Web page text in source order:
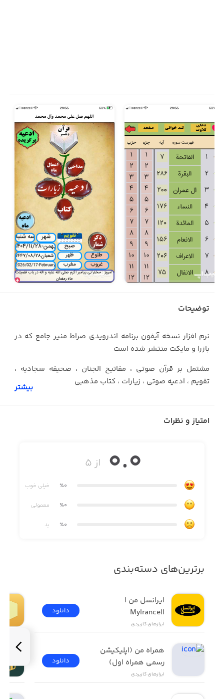
توضیحات
نرم افزار نسخه آیفون برنامه اندرویدی صراط منیر جامع که در
بازرا و مایکت منتشر شده است
مشتمل بر قرآن صوتی ، مفاتیح الجنان ، صحیفه سجادیه ،
تقویم ، ادعیه صوتی ، زیارات ، کتاب مذهبی
بیشتر
امتیاز و نظرات
از ۵ 0.0
٪0 خیلی خوب
٪0 معمولی
٪0 بد
برترین‌های دسته‌بندی
MyIrancell
ابزار‌های کاربردی
دانلود
رسمی همراه اول)
ابزار‌های کاربردی
دانلود